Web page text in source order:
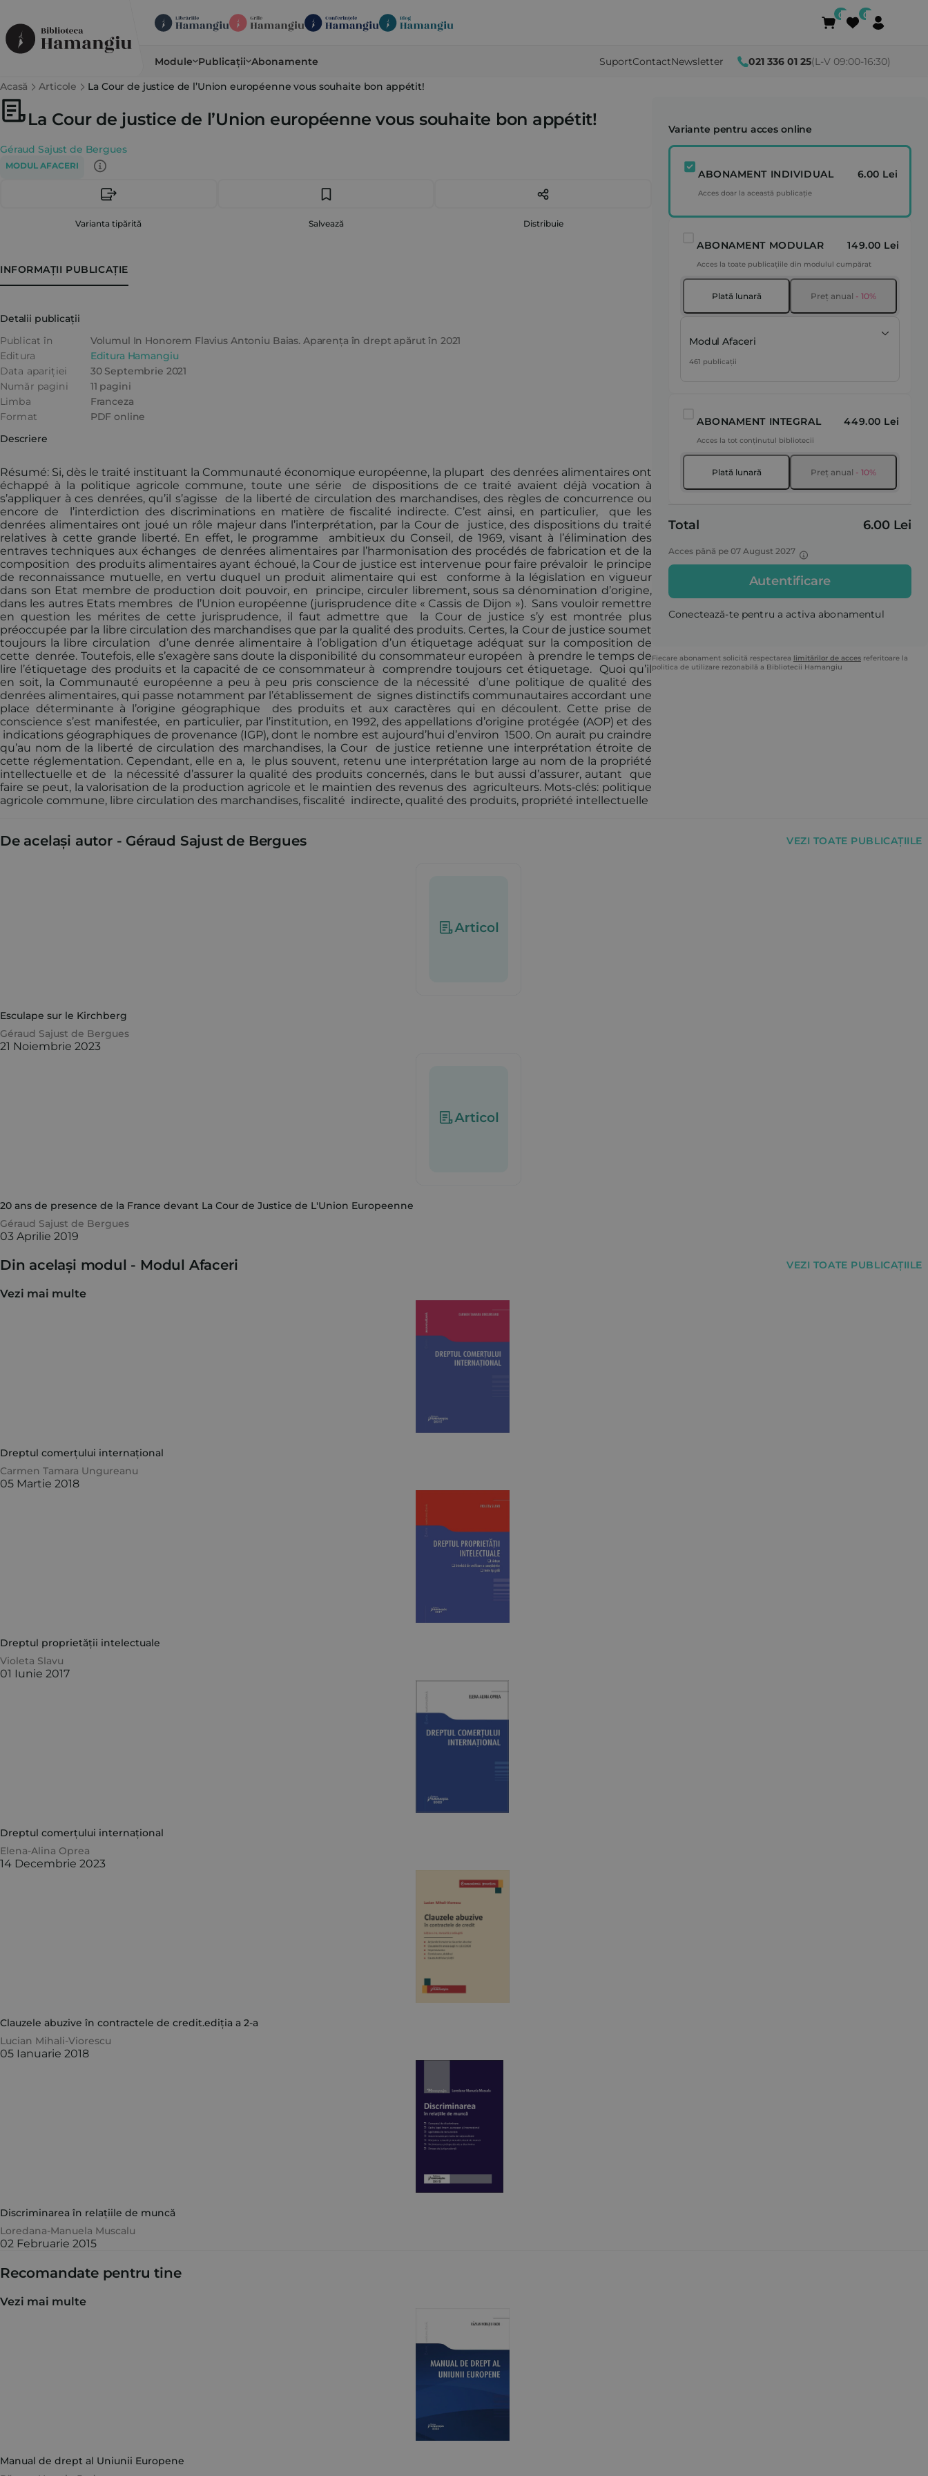
Module Publicații Abonamente SuportContactNewsletter 021 336 01 25(L-V 09:00-16:30)
Acasă Articole La Cour de justice de l’Union européenne vous souhaite bon appétit!
La Cour de justice de l’Union européenne vous souhaite bon appétit!
Géraud Sajust de Bergues
MODUL AFACERI
Varianta tipărită Salvează Distribuie
INFORMAȚII PUBLICAȚIE
Detalii publicații
Publicat în
Volumul In Honorem Flavius Antoniu Baias. Aparența în drept apărut în 2021
Editura
Editura Hamangiu
Data apariției
30 Septembrie 2021
Număr pagini
11 pagini
Limba
Franceza
Format
PDF online
Descriere
Résumé: Si, dès le traité instituant la Communauté économique européenne, la plupart des denrées alimentaires ont
échappé à la politique agricole commune, toute une série de dispositions de ce traité avaient déjà vocation à
s’appliquer à ces denrées, qu’il s’agisse de la liberté de circulation des marchandises, des règles de concurrence ou
encore de l’interdiction des discriminations en matière de fiscalité indirecte. C’est ainsi, en particulier, que les
denrées alimentaires ont joué un rôle majeur dans l’interprétation, par la Cour de justice, des dispositions du traité
relatives à cette grande liberté. En effet, le programme ambitieux du Conseil, de 1969, visant à l’élimination des
entraves techniques aux échanges de denrées alimentaires par l’harmonisation des procédés de fabrication et de la
composition des produits alimentaires ayant échoué, la Cour de justice est intervenue pour faire prévaloir le principe
de reconnaissance mutuelle, en vertu duquel un produit alimentaire qui est conforme à la législation en vigueur
dans son Etat membre de production doit pouvoir, en principe, circuler librement, sous sa dénomination d’origine,
dans les autres Etats membres de l’Union européenne (jurisprudence dite « Cassis de Dijon »). Sans vouloir remettre
en question les mérites de cette jurisprudence, il faut admettre que la Cour de justice s’y est montrée plus
préoccupée par la libre circulation des marchandises que par la qualité des produits. Certes, la Cour de justice soumet
toujours la libre circulation d’une denrée alimentaire à l’obligation d’un étiquetage adéquat sur la composition de
cette denrée. Toutefois, elle s’exagère sans doute la disponibilité du consommateur européen à prendre le temps de
lire l’étiquetage des produits et la capacité de ce consommateur à comprendre toujours cet étiquetage. Quoi qu’il
en soit, la Communauté européenne a peu à peu pris conscience de la nécessité d’une politique de qualité des
denrées alimentaires, qui passe notamment par l’établissement de signes distinctifs communautaires accordant une
place déterminante à l’origine géographique des produits et aux caractères qui en découlent. Cette prise de
conscience s’est manifestée, en particulier, par l’institution, en 1992, des appellations d’origine protégée (AOP) et des
indications géographiques de provenance (IGP), dont le nombre est aujourd’hui d’environ 1500. On aurait pu craindre
qu’au nom de la liberté de circulation des marchandises, la Cour de justice retienne une interprétation étroite de
cette réglementation. Cependant, elle en a, le plus souvent, retenu une interprétation large au nom de la propriété
intellectuelle et de la nécessité d’assurer la qualité des produits concernés, dans le but aussi d’assurer, autant que
faire se peut, la valorisation de la production agricole et le maintien des revenus des agriculteurs. Mots‑clés: politique
agricole commune, libre circulation des marchandises, fiscalité indirecte, qualité des produits, propriété intellectuelle
Variante pentru acces online
ABONAMENT INDIVIDUAL 6.00 Lei
Acces doar la această publicație
ABONAMENT MODULAR 149.00 Lei
Acces la toate publicațiile din modulul cumpărat
Plată lunară Preț anual - 10%
Modul Afaceri
461 publicații
ABONAMENT INTEGRAL 449.00 Lei
Acces la tot conținutul bibliotecii
Plată lunară Preț anual - 10%
Total 6.00 Lei
Acces până pe 07 August 2027
Autentificare
Conectează-te pentru a activa abonamentul
Fiecare abonament solicită respectarea limitărilor de acces referitoare la
politica de utilizare rezonabilă a Bibliotecii Hamangiu
De același autor - Géraud Sajust de Bergues VEZI TOATE PUBLICAȚIILE
Esculape sur le Kirchberg
Géraud Sajust de Bergues
21 Noiembrie 2023
20 ans de presence de la France devant La Cour de Justice de L'Union Europeenne
Géraud Sajust de Bergues
03 Aprilie 2019
Din același modul - Modul Afaceri VEZI TOATE PUBLICAȚIILE
Vezi mai multe
Dreptul comerțului internațional
Carmen Tamara Ungureanu
05 Martie 2018
Dreptul proprietății intelectuale
Violeta Slavu
01 Iunie 2017
Dreptul comerțului internațional
Elena-Alina Oprea
14 Decembrie 2023
Clauzele abuzive în contractele de credit.ediția a 2-a
Lucian Mihali-Viorescu
05 Ianuarie 2018
Discriminarea în relațiile de muncă
Loredana-Manuela Muscalu
02 Februarie 2015
Recomandate pentru tine
Vezi mai multe
Manual de drept al Uniunii Europene